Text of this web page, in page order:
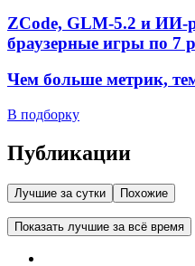
ZCode, GLM-5.2 и ИИ-
браузерные игры по 7
Чем больше метрик,
В подборку
Публикации
Лучшие за сутки Похожие
Показать лучшие за всё время